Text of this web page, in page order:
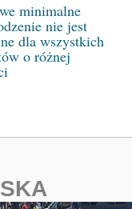
minimalne
nie jest
dla wszystkich
o różnej